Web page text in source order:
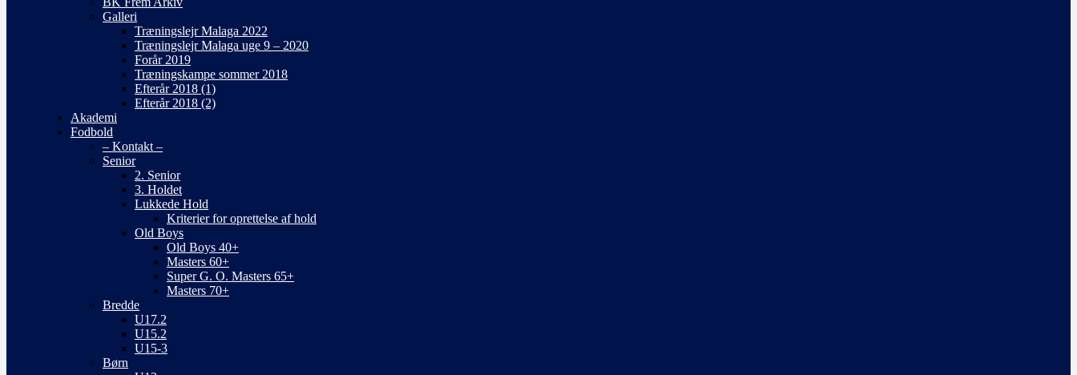
Galleri
Træningslejr Malaga 2022
Træningslejr Malaga uge 9 – 2020
Forår 2019
Træningskampe sommer 2018
Efterår 2018 (1)
Efterår 2018 (2)
Akademi
Fodbold
– Kontakt –
Senior
2. Senior
3. Holdet
Lukkede Hold
Kriterier for oprettelse af hold
Old Boys
Old Boys 40+
Masters 60+
Super G. O. Masters 65+
Masters 70+
Bredde
U17.2
U15.2
U15-3
Børn